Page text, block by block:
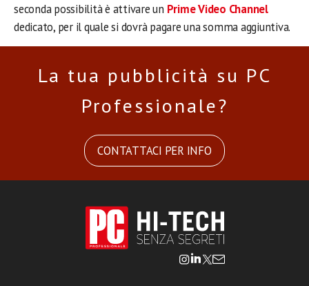
seconda possibilità è attivare un Prime Video Channel
dedicato, per il quale si dovrà pagare una somma aggiuntiva.
La tua pubblicità su PC
Professionale?
CONTATTACI PER INFO